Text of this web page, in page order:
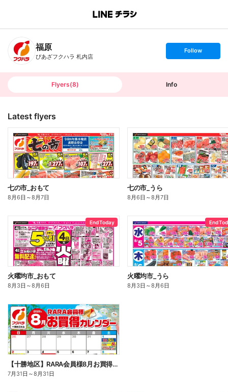
B
n
T
福原
ぴあざフクハラ 札内店
s
t
o
Follow
Flyers(8) Info
Latest flyers
七の市_おもて
8月6日 ～8月7日
七の市_うら
8月6日 ～8月7日
End Today
火曜均市_おもて
8月3日 ～8月6日
End
火曜均市_うら
8月3日 ～8月6日
【十勝地区】RARA会員様8月お買得カレンダー
7月31日 ～8月31日